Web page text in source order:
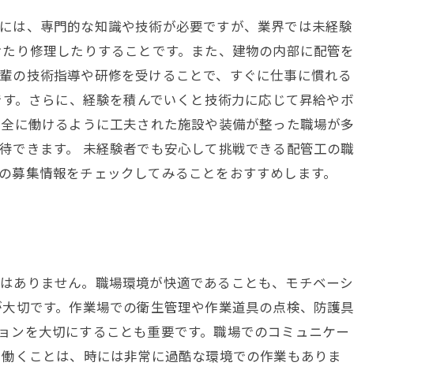
は、専門的な知識や技術が必要ですが、業界では未経験
り修理したりすることです。また、建物の内部に配管を
技術指導や研修を受けることで、すぐに仕事に慣れる
。さらに、経験を積んでいくと技術力に応じて昇給やボ
に働けるように工夫された施設や装備が整った職場が多
できます。 未経験者でも安心して挑戦できる配管工の職
集情報をチェックしてみることをおすすめします。
ありません。職場環境が快適であることも、モチベーシ
切です。作業場での衛生管理や作業道具の点検、防護具
を大切にすることも重要です。職場でのコミュニケー
くことは、時には非常に過酷な環境での作業もありま